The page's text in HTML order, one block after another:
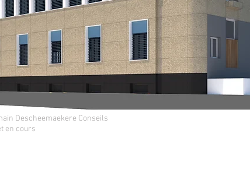
Descheemaekere Conseils
en cours